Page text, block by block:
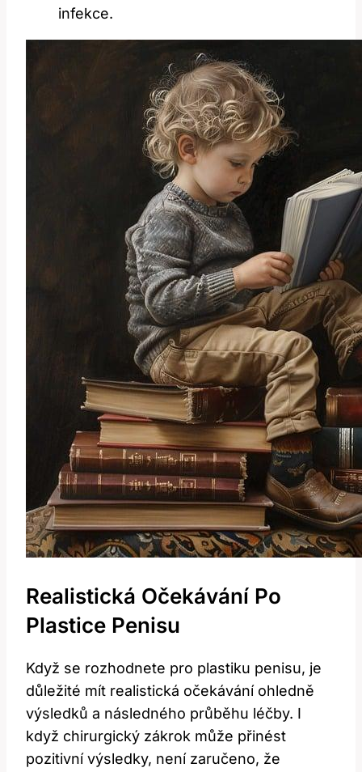
infekce.
Realistická ⁣očekávání Po‌
Plastice Penisu
Když se‍ rozhodnete pro​ plastiku penisu, ⁢je
důležité‍ mít realistická očekávání ohledně⁤
výsledků a‍ následného průběhu léčby.‌ I
když chirurgický zákrok ⁣může⁤ přinést‍
pozitivní výsledky, není zaručeno, ⁢že